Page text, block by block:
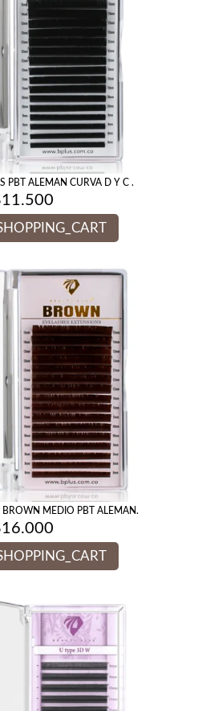
PBT ALEMAN CURVA D Y C .
11.500
BROWN MEDIO PBT ALEMAN.
16.000